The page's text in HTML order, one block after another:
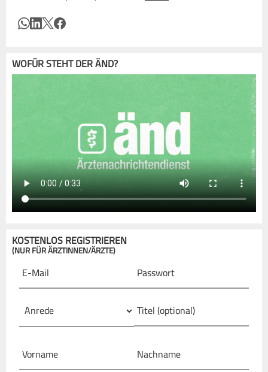
WOFÜR STEHT DER ÄND?
KOSTENLOS REGISTRIEREN
(NUR FÜR ÄRZTINNEN/ÄRZTE)